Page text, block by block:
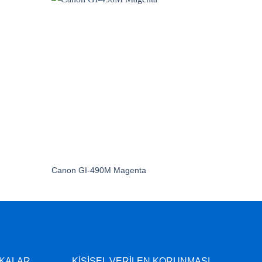
Canon GI-490M Magenta